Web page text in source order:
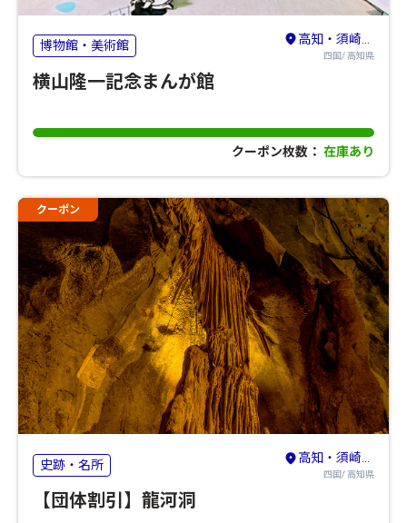
博物館・美術館 高知・須崎・南国
四国/ 高知県
横山隆一記念まんが館
クーポン枚数： 在庫あり
クーポン
史跡・名所 高知・須崎・南国
四国/ 高知県
【団体割引】龍河洞